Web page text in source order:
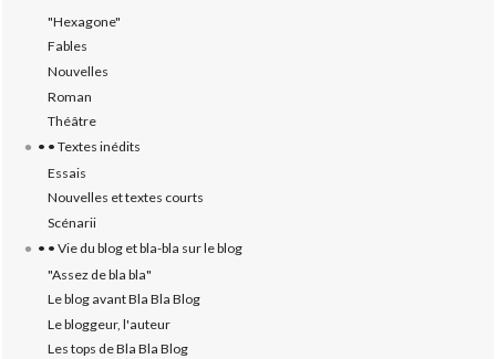
"Hexagone"
Fables
Nouvelles
Roman
Théâtre
• • Textes inédits
Essais
Nouvelles et textes courts
Scénarii
• • Vie du blog et bla-bla sur le blog
"Assez de bla bla"
Le blog avant Bla Bla Blog
Le bloggeur, l'auteur
Les tops de Bla Bla Blog